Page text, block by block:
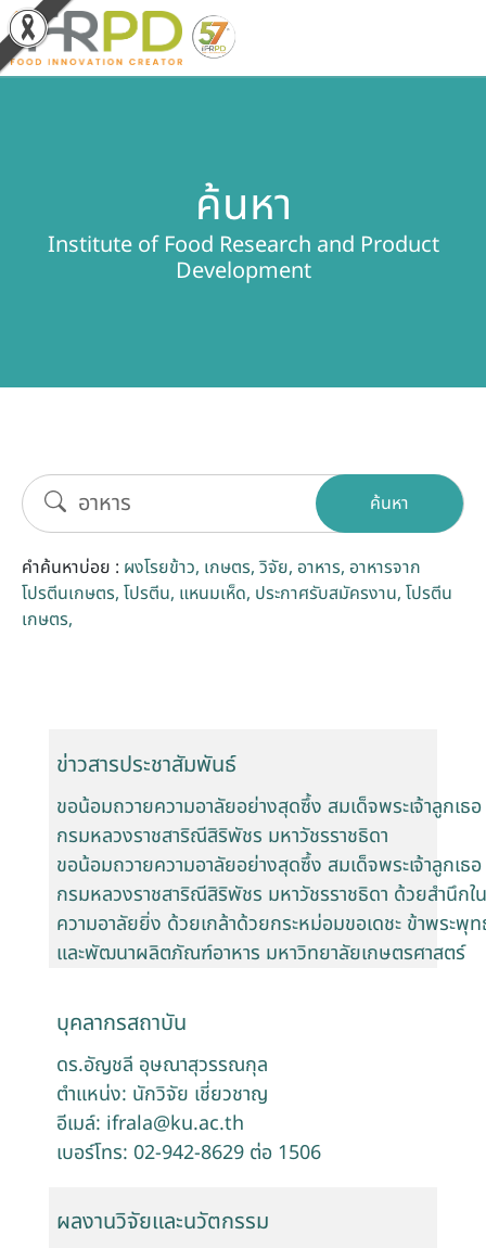
ผลงานวิจัยและนวัตกรรม
ผลิตภัณฑ์และจำหน่าย
บุคลากรสถาบัน
ระบบสารสนเทศ (ใน)
ค้นหา
Institute of Food Research and Product
Development
ค้นหา
คำค้นหาบ่อย : ผงโรยข้าว เกษตร วิจัย อาหาร อาหารจาก
โปรตีนเกษตร โปรตีน แหนมเห็ด ประกาศรับสมัครงาน โปรตีน
เกษตร
ข่าวสารประชาสัมพันธ์
ขอน้อมถวายความอาลัยอย่างสุดซึ้ง สมเด็จพระเจ้าลูกเธ
กรมหลวงราชสาริณีสิริพัชร มหาวัชรราชธิดา
ขอน้อมถวายความอาลัยอย่างสุดซึ้ง สมเด็จพระเจ้าลูกเธ
กรมหลวงราชสาริณีสิริพัชร มหาวัชรราชธิดา ด้วยสำนึ
ความอาลัยยิ่ง ด้วยเกล้าด้วยกระหม่อมขอเดชะ ข้าพระพุ
และพัฒนาผลิตภัณฑ์อาหาร มหาวิทยาลัยเกษตรศาสตร์
บุคลากรสถาบัน
ดร.อัญชลี อุษณาสุวรรณกุล
ตำแหน่ง: นักวิจัย เชี่ยวชาญ
อีเมล์: ifrala@ku.ac.th
เบอร์โทร: 02-942-8629 ต่อ 1506
ผลงานวิจัยและนวัตกรรม